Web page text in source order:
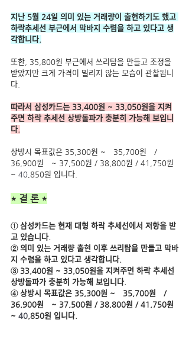
지난 5월 24일 의미 있는 거래량이 출현하기도 했고
하락추세선 부근에서 막바지 수렴을 하고 있다고 생
각합니다.
또한, 35,800원 부근에서 쓰리탑을 만들고 조정을
받았지만 크게 가격이 밀리지 않는 모습이 관찰됩니
다.
따라서 삼성카드는 33,400원 ~ 33,050원을 지켜
주면 하락 추세선 상방돌파가 충분히 가능해 보입니
다.
상방시 목표값은 35,300원 ~　35,700원　/
36,900원　~ 37,500원 / 38,800원 / 41,750원
~ 40 ,850원 입니다.
* 결 론 *
① 삼성카드는 현재 대형 하락 추세선에서 저항을 받
고 있습니다.
② 의미 있는 거래량 출현 이후 쓰리탑을 만들고 막바
지 수렴을 하고 있다고 생각합니다.
③ 33,400원 ~ 33,050원을 지켜주면 하락 추세선
상방돌파가 충분히 가능해 보입니다.
④ 상방시 목표값은 35,300원 ~　35,700원　/
36,900원　~ 37,500원 / 38,800원 / 41,750원
~ 40,850원 입니다.